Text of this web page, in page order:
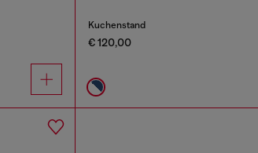
Kuchenstand
€ 120,00